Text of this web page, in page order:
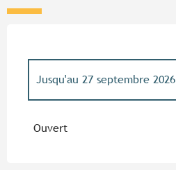
Jusqu'au 27 septembre 2026
Ouvert